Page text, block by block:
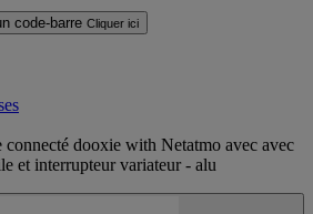
code-barre Cliquer ici
connecté dooxie with Netatmo avec avec
et interrupteur variateur - alu